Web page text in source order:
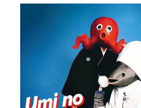
イヤ』主題歌〉を含む新曲3曲に加
「TSUNAMI」「LOVE AFFAIR～秘
EL PACIFIC」「涙の海で抱かれたい
「ピースとハイライト」「東京
収録。
完全生産限定盤はボーナストラック
べ」〈三ツ矢サイダー2017CMソン